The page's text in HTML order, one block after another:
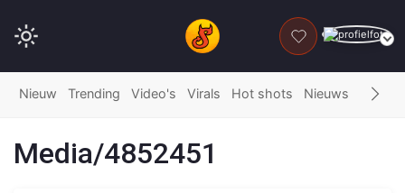
DONEER
Nieuw Trending Video's Virals Hot shots Nieuws Fails
Media/4852451